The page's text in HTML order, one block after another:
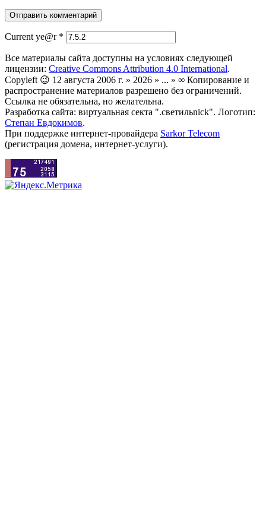
Current ye@r *
Все материалы сайта доступны на условиях следующей
лицензии: Creative Commons Attribution 4.0 International.
Copyleft 😉 12 августа 2006 г. » 2026 » ... » ∞ Копирование и
распространение материалов разрешено без ограничений.
Ссылка не обязательна, но желательна.
Разработка сайта: виртуальная секта ".светильnick". Логотип:
Степан Евдокимов.
При поддержке интернет-провайдера Sarkor Telecom
(регистрация домена, интернет-услуги).